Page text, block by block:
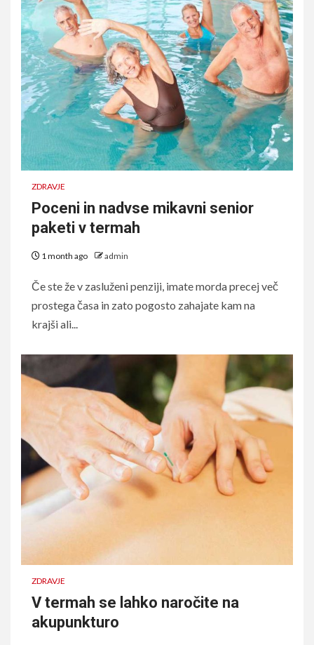
ZDRAVJE
Poceni in nadvse mikavni senior
paketi v termah
1 month ago admin
Če ste že v zasluženi penziji, imate morda precej več
prostega časa in zato pogosto zahajate kam na
krajši ali...
ZDRAVJE
V termah se lahko naročite na
akupunkturo